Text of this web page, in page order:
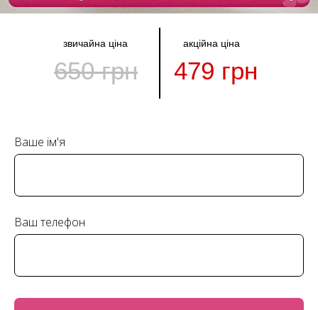
звичайна ціна
650 грн 479 грн
акційна ціна
Ваше ім'я
Ваш телефон